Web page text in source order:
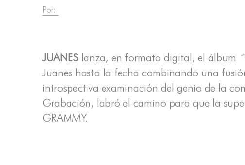
Por:
JUANES lanza, en formato digital, el álbum
Juanes hasta la fecha combinando una
introspectiva examinación del genio de la
Grabación, labró el camino para que la
GRAMMY.